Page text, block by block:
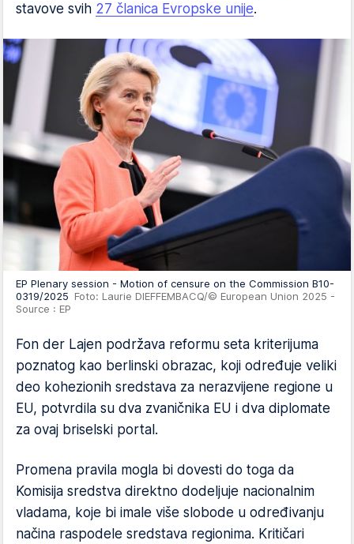
stavove svih 27 članica Evropske unije.
EP Plenary session - Motion of censure on the Commission B10-
0319/2025 Foto: Laurie DIEFFEMBACQ/© European Union 2025 -
Source : EP
Fon der Lajen podržava reformu seta kriterijuma
poznatog kao berlinski obrazac, koji određuje veliki
deo kohezionih sredstava za nerazvijene regione u
EU, potvrdila su dva zvaničnika EU i dva diplomate
za ovaj briselski portal.
Promena pravila mogla bi dovesti do toga da
Komisija sredstva direktno dodeljuje nacionalnim
vladama, koje bi imale više slobode u određivanju
načina raspodele sredstava regionima. Kritičari